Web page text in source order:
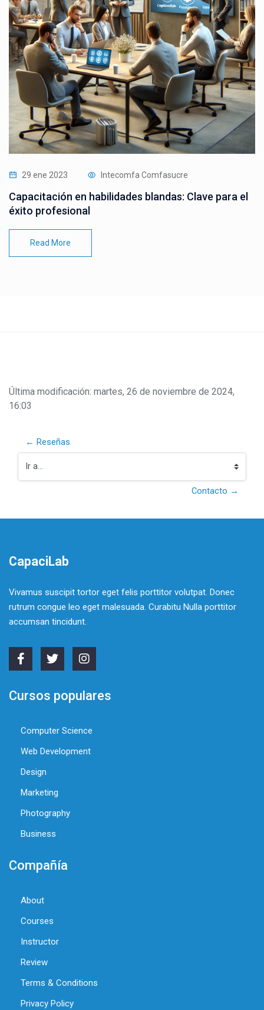
29 ene 2023 Intecomfa Comfasucre
Capacitación en habilidades blandas: Clave para el
éxito profesional
Read More
Última modificación: martes, 26 de noviembre de 2024,
16:03
← Reseñas
Ir a...
Contacto →
CapaciLab
Vivamus suscipit tortor eget felis porttitor volutpat. Donec
rutrum congue leo eget malesuada. Curabitu Nulla porttitor
accumsan tincidunt.
Cursos populares
Computer Science
Web Development
Design
Marketing
Photography
Business
Compañía
About
Courses
Instructor
Review
Terms & Conditions
Privacy Policy